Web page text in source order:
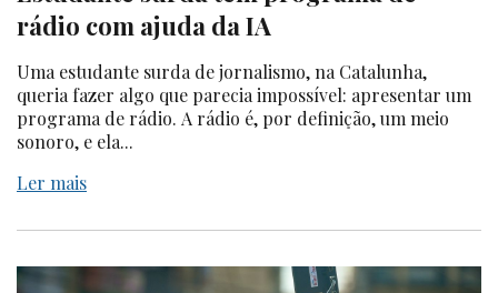
rádio com ajuda da IA
Uma estudante surda de jornalismo, na Catalunha,
queria fazer algo que parecia impossível: apresentar um
programa de rádio. A rádio é, por definição, um meio
sonoro, e ela...
Ler mais